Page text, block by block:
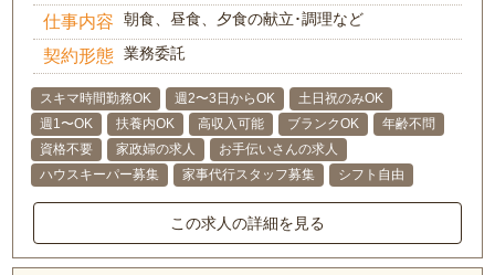
仕事内容 朝食、昼食、夕食の献立･調理など
契約形態 業務委託
スキマ時間勤務OK 週2〜3日からOK
土日祝のみOK
週1〜OK
扶養内OK 高収入可能 ブランクOK
年齢不問
資格不要
家政婦の求人
お手伝いさんの求人
ハウスキーパー募集
家事代行スタッフ募集 シフト自由
この求人の詳細を見る